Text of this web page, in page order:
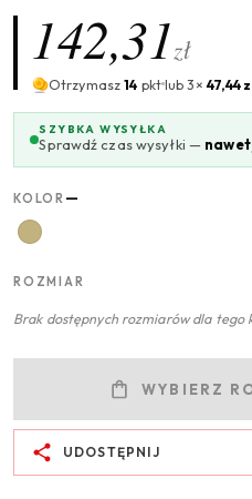
142,31zł
Otrzymasz14 pktlub 3×47,44
SZYBKA WYSYŁKA
Sprawdź czas wysyłki —
KOLOR —
ROZMIAR
Brak dostępnych rozmiarów dla tego
WYBIERZ
UDOSTĘPNIJ